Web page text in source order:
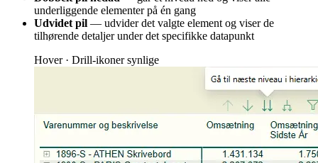
underliggende elementer på én gang
Udvidet pil — udvider det valgte element og viser de
tilhørende detaljer under det specifikke datapunkt
Hover · Drill-ikoner synlige